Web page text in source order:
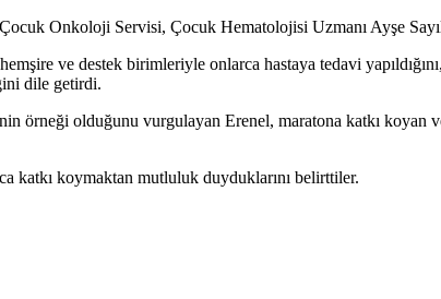
Onkoloji Servisi, Çocuk Hematolojisi Uzmanı Ayşe
ve destek birimleriyle onlarca hastaya tedavi
dile getirdi.
örneği olduğunu vurgulayan Erenel, maratona katkı koyan
katkı koymaktan mutluluk duyduklarını belirttiler.